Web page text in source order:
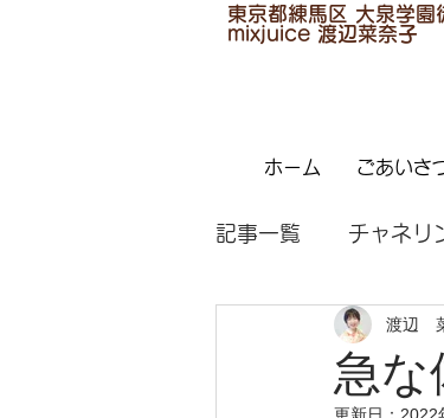
東京都練馬区 大泉学
mixjuice 渡辺菜奈子
ホーム ごあいさ
記事一覧 チャネリ
ハンドエッセン
急な
渡辺